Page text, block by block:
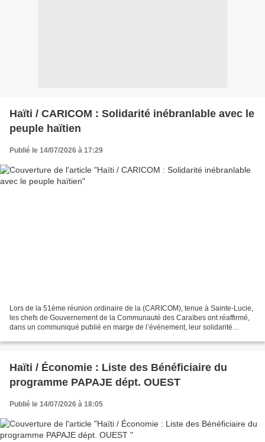
Haïti / CARICOM : Solidarité inébranlable avec le
peuple haïtien
Publié le 14/07/2026 à 17:29
Lors de la 51ème réunion ordinaire de la (CARICOM), tenue à Sainte-Lucie,
les chefs de Gouvernement de la Communauté des Caraïbes ont réaffirmé,
dans un communiqué publié en marge de l’évènement, leur solidarité
Haïti / Économie : Liste des Bénéficiaire du
programme PAPAJE dépt. OUEST
Publié le 14/07/2026 à 18:05